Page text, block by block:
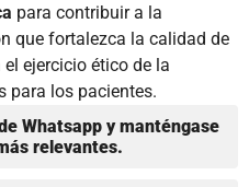
para contribuir a la
que fortalezca la calidad de
ejercicio ético de la
para los pacientes.
Whatsapp y manténgase
relevantes.